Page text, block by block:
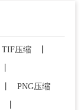
TIF压缩
PNG压缩